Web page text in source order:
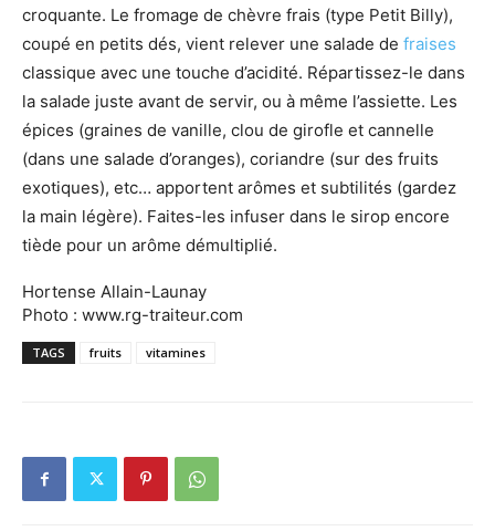
croquante. Le fromage de chèvre frais (type Petit Billy),
coupé en petits dés, vient relever une salade de fraises
classique avec une touche d’acidité. Répartissez-le dans
la salade juste avant de servir, ou à même l’assiette. Les
épices (graines de vanille, clou de girofle et cannelle
(dans une salade d’oranges), coriandre (sur des fruits
exotiques), etc… apportent arômes et subtilités (gardez
la main légère). Faites-les infuser dans le sirop encore
tiède pour un arôme démultiplié.
Hortense Allain-Launay
Photo : www.rg-traiteur.com
TAGS fruits vitamines